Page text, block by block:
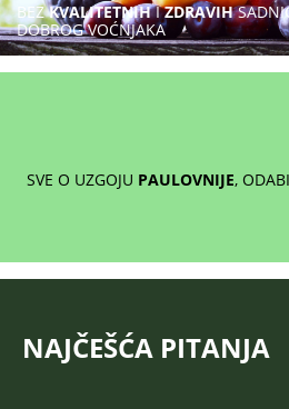
BEZKVALITETNIHIZDRAVIH
DOBROG VOĆNJAKA
SVE O UZGOJU PAULOVNIJE,
NAJČEŠĆA PITANJA